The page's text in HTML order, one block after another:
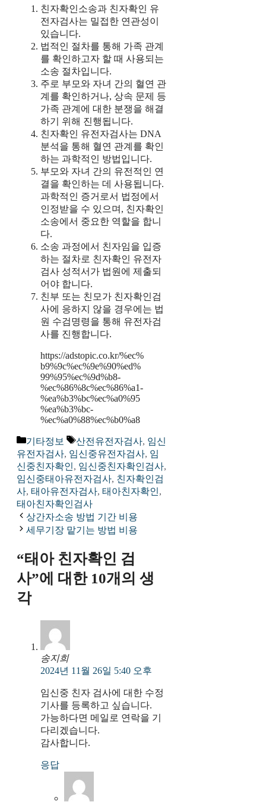
친자확인소송과 친자확인 유
전자검사는 밀접한 연관성이
있습니다.
법적인 절차를 통해 가족 관계
를 확인하고자 할 때 사용되는
소송 절차입니다.
주로 부모와 자녀 간의 혈연 관
계를 확인하거나, 상속 문제 등
가족 관계에 대한 분쟁을 해결
하기 위해 진행됩니다.
친자확인 유전자검사는 DNA
분석을 통해 혈연 관계를 확인
하는 과학적인 방법입니다.
부모와 자녀 간의 유전적인 연
결을 확인하는 데 사용됩니다.
과학적인 증거로서 법정에서
인정받을 수 있으며, 친자확인
소송에서 중요한 역할을 합니
다.
소송 과정에서 친자임을 입증
하는 절차로 친자확인 유전자
검사 성적서가 법원에 제출되
어야 합니다.
친부 또는 친모가 친자확인검
사에 응하지 않을 경우에는 법
원 수검명령을 통해 유전자검
사를 진행합니다.
https://adstopic.co.kr/%ec%
b9%9c%ec%9e%90%ed%
99%95%ec%9d%b8-
%ec%86%8c%ec%86%a1-
%ea%b3%bc%ec%a0%95
%ea%b3%bc-
%ec%a0%88%ec%b0%a8
카
테
고
리
기타정보
태
그
산전유전자검사, 임신
유전자검사, 임신중유전자검사, 임
신중친자확인, 임신중친자확인검사,
임신중태아유전자검사, 친자확인검
사, 태아유전자검사, 태아친자확인,
태아친자확인검사
상간자소송 방법 기간 비용
세무기장 맡기는 방법 비용
“태아 친자확인 검
사”에 대한 10개의 생
각
송지희
2024년 11월 26일 5:40 오후
임신중 친자 검사에 대한 수정
기사를 등록하고 싶습니다.
가능하다면 메일로 연락을 기
다리겠습니다.
감사합니다.
응답